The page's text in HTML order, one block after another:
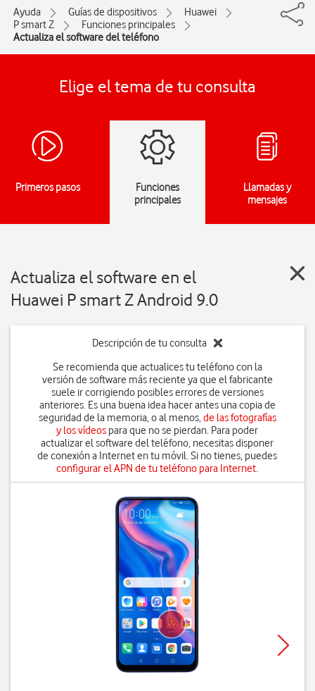
Ayuda Guías de dispositivos
Huawei
P smart Z
Funciones principales
Actualiza el software del teléfono
Elige el tema de tu consulta
Primeros pasos
Funciones
principales
Llamadas y
mensajes
Actualiza el software en el
Huawei P smart Z Android 9.0
Descripción de tu consulta
Se recomienda que actualices tu teléfono con la
versión de software más reciente ya que el fabricante
suele ir corrigiendo posibles errores de versiones
anteriores. Es una buena idea hacer antes una copia de
seguridad de la memoria, o al menos,de las fotografías
y los vídeos para que no se pierdan. Para poder
actualizar el software del teléfono, necesitas disponer
de conexión a Internet en tu móvil. Si no tienes, puedes
configurar el APN de tu teléfono para Internet.